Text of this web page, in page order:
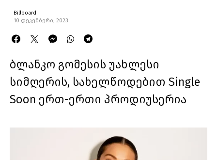
Billboard
10 დეკემბერი, 2023
ბლანკო გომესის უახლესი
სიმღერის, სახელწოდებით Single
Soon ერთ-ერთი პროდიუსერია